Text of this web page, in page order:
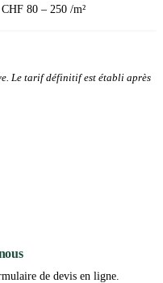
CHF 80 – 250 /m²
Le tarif définitif est établi après
de devis en ligne.